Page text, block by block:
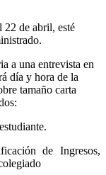
22 de abril, esté
a una entrevista en
día y hora de la
tamaño carta
de Ingresos,